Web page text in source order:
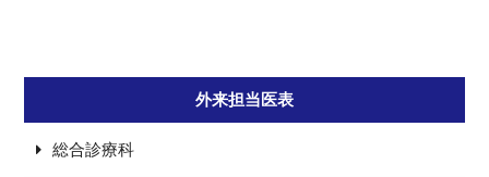
外来担当医表
総合診療科